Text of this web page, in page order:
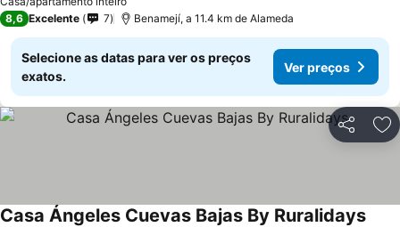
8,6 Excelente 7 Benamejí, a 11.4 km de Alameda
Selecione as datas para ver os preços
exatos.
Ver preços
Partilhar
Casa Ángeles Cuevas Bajas By Ruralidays